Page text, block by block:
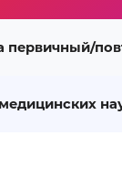
первичный/